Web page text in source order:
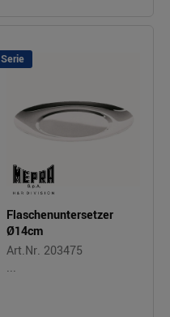
Serie
Flaschenuntersetzer
Ø14cm
Art.Nr. 203475
...